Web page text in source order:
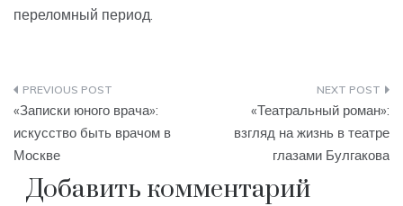
переломный период.
Навигация
по
записям
«Записки юного врача»:
искусство быть врачом в
Москве
«Театральный роман»:
взгляд на жизнь в театре
глазами Булгакова
Добавить комментарий